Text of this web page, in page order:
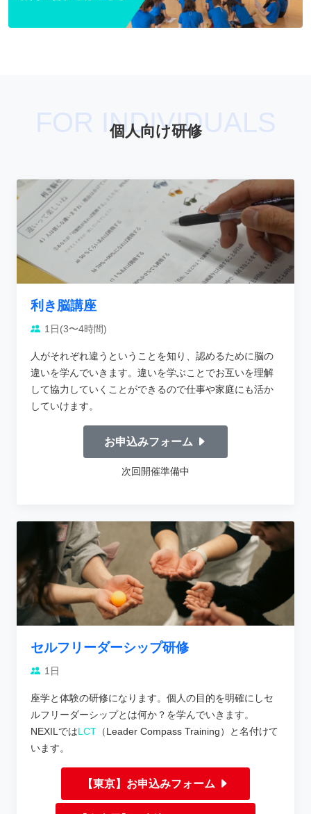
FOR INDIVIDUALS
個人向け研修
利き脳講座
1日(3〜4時間)
人がそれぞれ違うということを知り、認めるために脳の
違いを学んでいきます。違いを学ぶことでお互いを理解
して協力していくことができるので仕事や家庭にも活か
していけます。
お申込みフォーム
次回開催準備中
セルフリーダーシップ研修
1日
座学と体験の研修になります。個人の目的を明確にしセ
ルフリーダーシップとは何か？を学んでいきます。
NEXILではLCT （Leader Compass Training）と名付けて
います。
【東京】お申込みフォーム